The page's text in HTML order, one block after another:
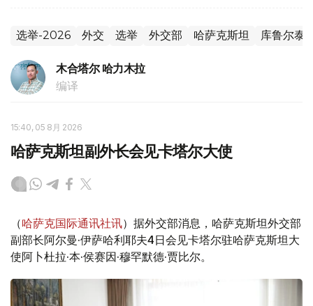
选举-2026 外交 选举 外交部 哈萨克斯坦 库鲁尔泰
木合塔尔 哈力木拉
编译
15:40, 05 8月 2026
哈萨克斯坦副外长会见卡塔尔大使
（哈萨克国际通讯社讯）据外交部消息，哈萨克斯坦外交部
副部长阿尔曼·伊萨哈利耶夫4日会见卡塔尔驻哈萨克斯坦大
使阿卜杜拉·本·侯赛因·穆罕默德·贾比尔。